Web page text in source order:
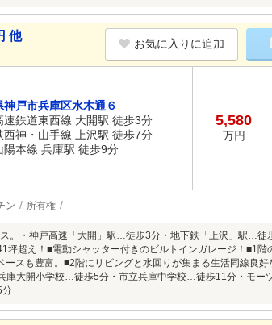
他
お気に入りに追加
神戸市兵庫区水木通６
速鉄道東西線 大開駅 徒歩3分
西神・山手線 上沢駅 徒歩7分
陽本線 兵庫駅 徒歩9分
5,580
万円
ン 所有権
。・神戸高速「大開」駅…徒歩3分・地下鉄「上沢」駅…
坪超え！■電動シャッター付きのビルトインガレージ！■1
ースも豊富。■2階にリビングと水回りが集まる生活同線良
庫大開小学校…徒歩5分・市立兵庫中学校…徒歩11分・モ
分